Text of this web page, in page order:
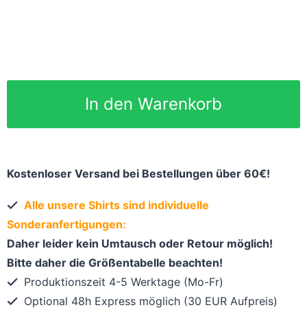
In den Warenkorb
Kostenloser Versand bei Bestellungen über 60€!
Alle unsere Shirts sind individuelle
Sonderanfertigungen:
Daher leider kein Umtausch oder Retour möglich!
Bitte daher die Größentabelle beachten!
Produktionszeit 4-5 Werktage (Mo-Fr)
Optional 48h Express möglich (30 EUR Aufpreis)